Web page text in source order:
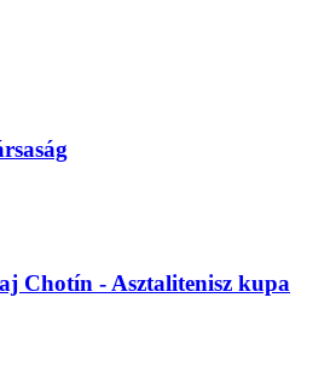
Chotín - Asztalitenisz kupa